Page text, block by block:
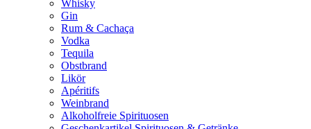
Whisky
Gin
Rum & Cachaça
Vodka
Tequila
Obstbrand
Likör
Apéritifs
Weinbrand
Alkoholfreie Spirituosen